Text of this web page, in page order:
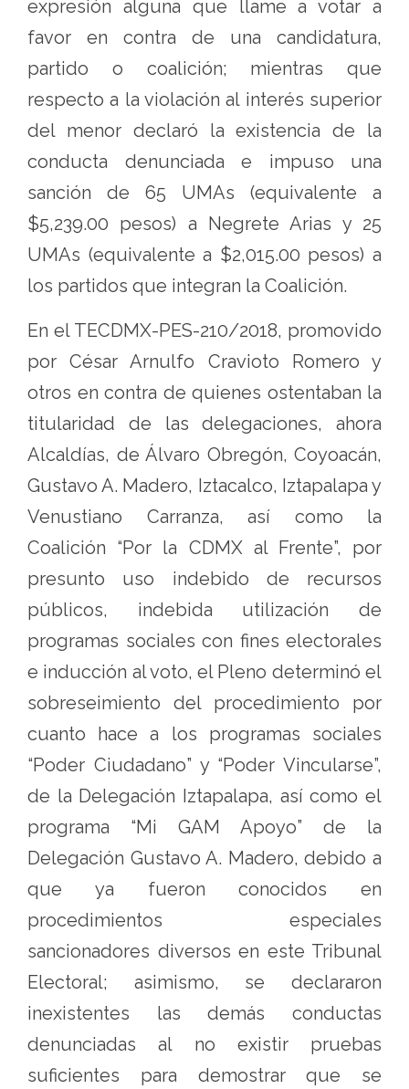
expresión alguna que llame a votar a
favor en contra de una candidatura,
partido o coalición; mientras que
respecto a la violación al interés superior
del menor declaró la existencia de la
conducta denunciada e impuso una
sanción de 65 UMAs (equivalente a
$5,239.00 pesos) a Negrete Arias y 25
UMAs (equivalente a $2,015.00 pesos) a
los partidos que integran la Coalición.
En el TECDMX-PES-210/2018, promovido
por César Arnulfo Cravioto Romero y
otros en contra de quienes ostentaban la
titularidad de las delegaciones, ahora
Alcaldías, de Álvaro Obregón, Coyoacán,
Gustavo A. Madero, Iztacalco, Iztapalapa y
Venustiano Carranza, así como la
Coalición “Por la CDMX al Frente”, por
presunto uso indebido de recursos
públicos, indebida utilización de
programas sociales con fines electorales
e inducción al voto, el Pleno determinó el
sobreseimiento del procedimiento por
cuanto hace a los programas sociales
“Poder Ciudadano” y “Poder Vincularse”,
de la Delegación Iztapalapa, así como el
programa “Mi GAM Apoyo” de la
Delegación Gustavo A. Madero, debido a
que ya fueron conocidos en
procedimientos especiales
sancionadores diversos en este Tribunal
Electoral; asimismo, se declararon
inexistentes las demás conductas
denunciadas al no existir pruebas
suficientes para demostrar que se